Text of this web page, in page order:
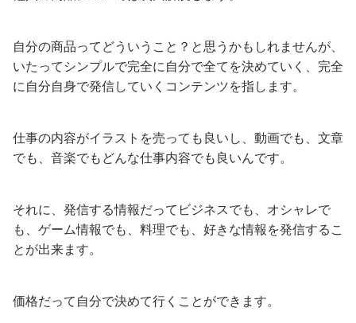
自分の商品ってどういうこと？と思うかもしれませんが、
いたってシンプルで完全に自分で全てを決めていく、完全
に自分自身で発信していくコンテンツを指します。
仕事の内容がイラストを売っても良いし、動画でも、文章
でも、音楽でもどんな仕事内容でも良いんです。
それに、発信する情報だってビジネスでも、オシャレで
も、ゲーム情報でも、料理でも、好きな情報を発信するこ
とが出来ます。
価格だって自分で決めて行くことができます。